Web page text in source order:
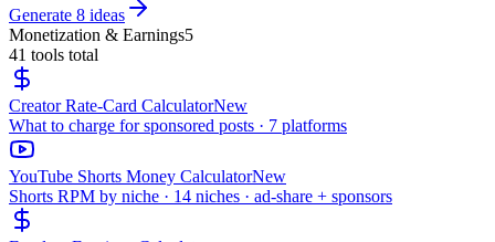
Generate 8 ideas
Monetization & Earnings5
41 tools total
Creator Rate-Card CalculatorNew
What to charge for sponsored posts · 7 platforms
YouTube Shorts Money CalculatorNew
Shorts RPM by niche · 14 niches · ad-share + sponsors